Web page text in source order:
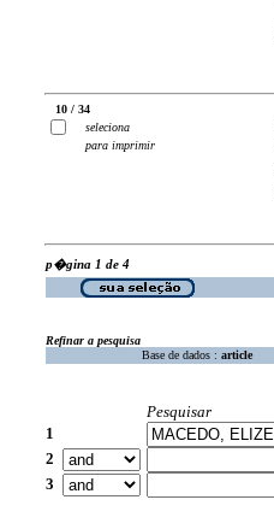
10 / 34
seleciona
para imprimir
p�gina 1 de 4
Refinar a pesquisa
Base de dados : article
Pesquisar
1
2
3